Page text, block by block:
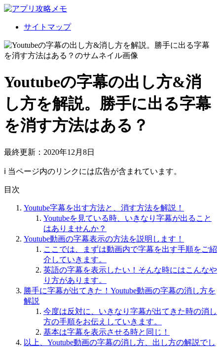
サイトマップ
Youtubeの字幕の出し方&消
し方を解説。勝手に出る字幕
を消す方法はある？
最終更新：2020年12月8日
ℹ︎ 当ページ内のリンクには広告が含まれています。
目次
Youtube字幕を出す方法と、消す方法を解説！
Youtubeを見ている時、いきなり字幕が出ること
はありませんか？
Youtube動画の字幕表示の方法を説明します！
ここでは、まずは動画内で字幕を出す手順をご紹
介していきます。
英語の字幕を表示したい！そんな時にはこんなや
り方があります。
勝手に字幕が出てきた！Youtube動画の字幕の消し方を
解説
今度は反対に、いきなり字幕が出てきた時の消し
方の手順をお伝えしていきます。
基本は字幕を表示させる時と同じ！
以上、Youtube動画の字幕の消し方、出し方の解説でし